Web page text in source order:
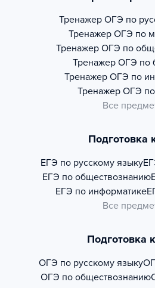
Тренажер ОГЭ по
Тренажер ОГЭ по
Тренажер ОГЭ по
Тренажер ОГЭ по
Тренажер ОГЭ по
Тренажер ОГЭ
Все
Подготовка
ЕГЭ по русскому языку
ЕГЭ по обществознанию
ЕГЭ по информатике
Все
Подготовка
ОГЭ по русскому языку
ОГЭ по обществознанию